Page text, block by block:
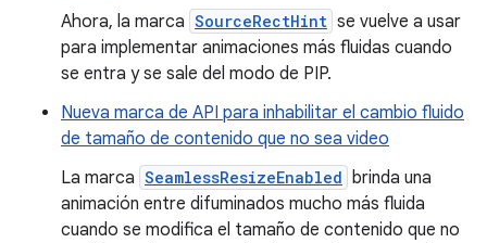
Ahora, la marca SourceRectHint se vuelve a usar
para implementar animaciones más fluidas cuando
se entra y se sale del modo de PIP.
Nueva marca de API para inhabilitar el cambio fluido
de tamaño de contenido que no sea video
La marca SeamlessResizeEnabled
brinda una
animación entre difuminados mucho más fluida
cuando se modifica el tamaño de contenido que no